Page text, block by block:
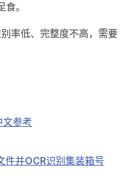
。
率低、完整度不高，需要
参考
并OCR识别集装箱号